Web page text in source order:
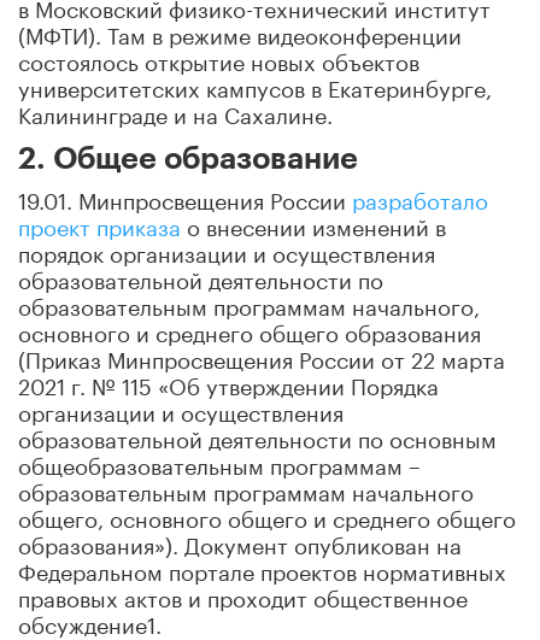
(МФТИ). Там в режиме видеоконференции
состоялось открытие новых объектов
университетских кампусов в Екатеринбурге,
Калининграде и на Сахалине.
2. Общее образование
19.01. Минпросвещения России разработало
проект приказа о внесении изменений в
порядок организации и осуществления
образовательной деятельности по
образовательным программам начального,
основного и среднего общего образования
(Приказ Минпросвещения России от 22 марта
2021 г. № 115 «Об утверждении Порядка
организации и осуществления
образовательной деятельности по основным
общеобразовательным программам –
образовательным программам начального
общего, основного общего и среднего общего
образования»). Документ опубликован на
Федеральном портале проектов нормативных
правовых актов и проходит общественное
обсуждение1.